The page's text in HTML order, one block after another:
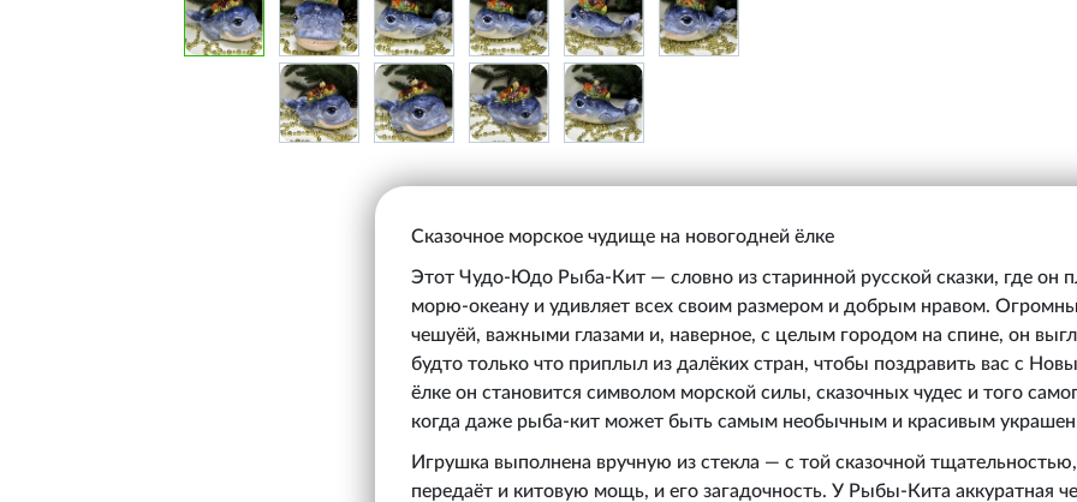
Сказочное морское чудище на новогодней ёлке
Этот Чудо-Юдо Рыба-Кит — словно из старинной русской сказки, где он
морю-океану и удивляет всех своим размером и добрым нравом.
чешуёй, важными глазами и, наверное, с целым городом на спине, он
будто только что приплыл из далёких стран, чтобы поздравить вас с
ёлке он становится символом морской силы, сказочных чудес и того
когда даже рыба-кит может быть самым необычным и красивым
Игрушка выполнена вручную из стекла — с той сказочной
передаёт и китовую мощь, и его загадочность. У Рыбы-Кита аккуратная